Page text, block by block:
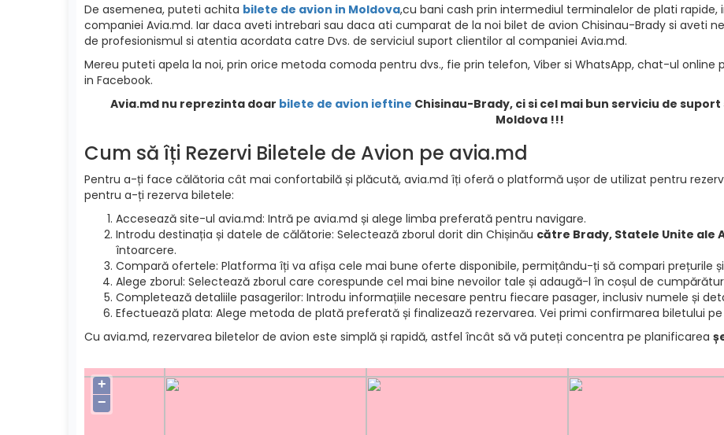
De asemenea, puteti achita bilete de avion in Moldova,cu bani cash prin intermediul terminalelor de plati rapide,
companiei Avia.md. Iar daca aveti intrebari sau daca ati cumparat de la noi bilet de avion Chisinau-Brady si aveti
de profesionismul si atentia acordata catre Dvs. de serviciul suport clientilor al companiei Avia.md.
Mereu puteti apela la noi, prin orice metoda comoda pentru dvs., fie prin telefon, Viber si WhatsApp, chat-ul
in Facebook.
Avia.md nu reprezinta doar bilete de avion ieftine Chisinau-Brady, ci si cel mai bun serviciu de
Moldova !!!
Cum să îți Rezervi Biletele de Avion pe avia.md
Pentru a-ți face călătoria cât mai confortabilă și plăcută, avia.md îți oferă o platformă ușor de utilizat pentru
pentru a-ți rezerva biletele:
Accesează site-ul avia.md: Intră pe avia.md și alege limba preferată pentru navigare.
Introdu destinația și datele de călătorie: Selectează zborul dorit din Chișinău către Brady, Statele Unite ale
întoarcere.
Compară ofertele: Platforma îți va afișa cele mai bune oferte disponibile, permițându-ți să compari prețurile
Alege zborul: Selectează zborul care corespunde cel mai bine nevoilor tale și adaugă-l în coșul de
Completează detaliile pasagerilor: Introdu informațiile necesare pentru fiecare pasager, inclusiv numele și
Efectuează plata: Alege metoda de plată preferată și finalizează rezervarea. Vei primi confirmarea biletului
Cu avia.md, rezervarea biletelor de avion este simplă și rapidă, astfel încât să vă puteți concentra pe planificarea
+
−